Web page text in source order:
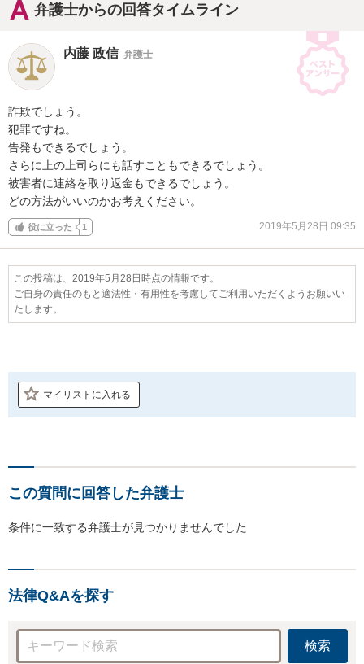
弁護士からの回答タイムライン
内藤 政信 弁護士
詐欺でしょう。
犯罪ですね。
告発もできるでしょう。
さらに上の上司らにも話すこともできるでしょう。
被害者に連絡を取り返金もできるでしょう。
どの方法がいいのかお考えください。
役に立った 1 2019年5月28日 09:35
この投稿は、2019年5月28日時点の情報です。
ご自身の責任のもと適法性・有用性を考慮してご利用いただくようお願いい
たします。
マイリストに入れる
この質問に回答した弁護士
条件に一致する弁護士が見つかりませんでした
法律Q&Aを探す
検索